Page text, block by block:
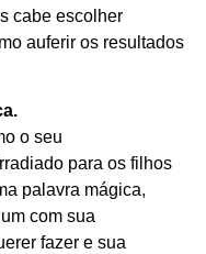
cabe escolher
auferir os resultados
o seu
para os filhos
palavra mágica,
com sua
fazer e sua